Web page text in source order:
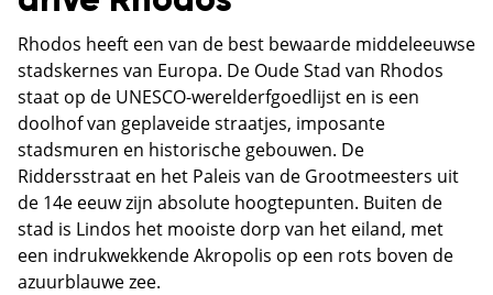
Rhodos heeft een van de best bewaarde middeleeuwse
stadskernes van Europa. De Oude Stad van Rhodos
staat op de UNESCO-werelderfgoedlijst en is een
doolhof van geplaveide straatjes, imposante
stadsmuren en historische gebouwen. De
Riddersstraat en het Paleis van de Grootmeesters uit
de 14e eeuw zijn absolute hoogtepunten. Buiten de
stad is Lindos het mooiste dorp van het eiland, met
een indrukwekkende Akropolis op een rots boven de
azuurblauwe zee.